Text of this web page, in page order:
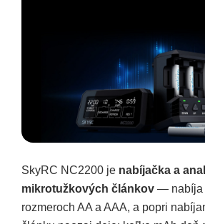
SkyRC NC2200 je nabíjačka a
mikrotužkových článkov — nabíja
rozmeroch AA a AAA, a popri